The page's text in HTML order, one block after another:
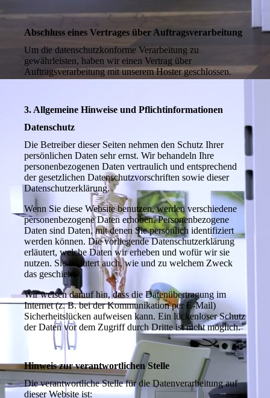
Abschluss eines Vertrages über Auftragsverarbeitung
Um die datenschutzkonforme Verarbeitung zu
gewährleisten, haben wir einen Vertrag über
Auftragsverarbeitung mit unserem Hoster geschlossen.
3. Allgemeine Hinweise und Pflichtinformationen
Datenschutz
Die Betreiber dieser Seiten nehmen den Schutz Ihrer
persönlichen Daten sehr ernst. Wir behandeln Ihre
personenbezogenen Daten vertraulich und entsprechend
der gesetzlichen Datenschutzvorschriften sowie dieser
Datenschutzerklärung.
Wenn Sie diese Website benutzen, werden verschiedene
personenbezogene Daten erhoben. Personenbezogene
Daten sind Daten, mit denen Sie persönlich identifiziert
werden können. Die vorliegende Datenschutzerklärung
erläutert, welche Daten wir erheben und wofür wir sie
nutzen. Sie erläutert auch, wie und zu welchem Zweck
das geschieht.
Wir weisen darauf hin, dass die Datenübertragung im
Internet (z. B. bei der Kommunikation per E-Mail)
Sicherheitslücken aufweisen kann. Ein lückenloser Schutz
der Daten vor dem Zugriff durch Dritte ist nicht möglich.
Hinweis zur verantwortlichen Stelle
Die verantwortliche Stelle für die Datenverarbeitung auf
dieser Website ist: